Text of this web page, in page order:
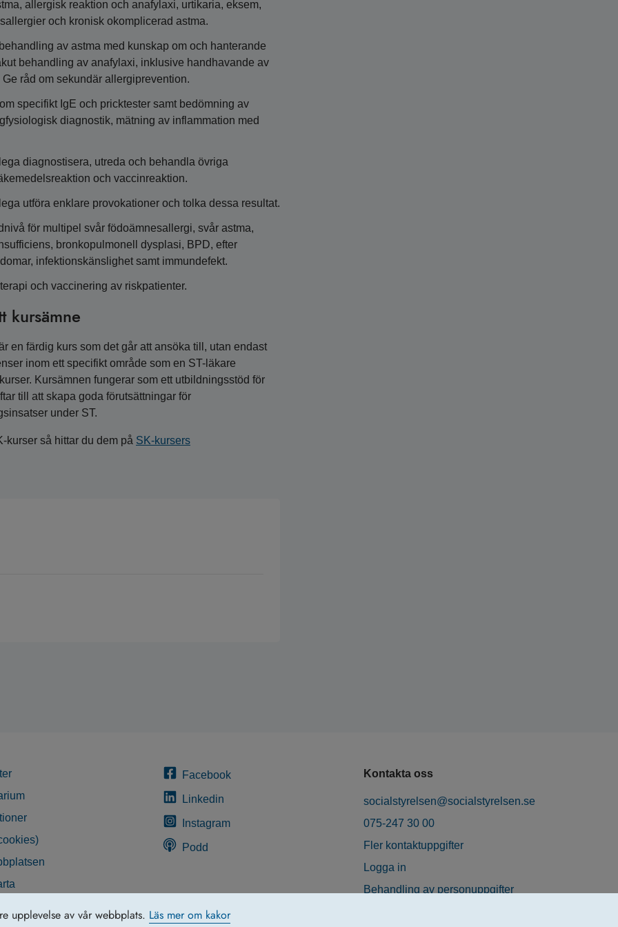
upplevelse av vår webbplats. Läs mer om kakor
allergisk reaktion och anafylaxi, urtikaria, eksem,
och kronisk okomplicerad astma.
av astma med kunskap om och hanterande
behandling av anafylaxi, inklusive handhavande av
råd om sekundär allergiprevention.
specifikt IgE och pricktester samt bedömning av
diagnostik, mätning av inflammation med
diagnostisera, utreda och behandla övriga
och vaccinreaktion.
utföra enklare provokationer och tolka dessa resultat.
för multipel svår födoämnesallergi, svår astma,
bronkopulmonell dysplasi, BPD, efter
infektionskänslighet samt immundefekt.
och vaccinering av riskpatienter.
kursämne
en färdig kurs som det går att ansöka till, utan endast
inom ett specifikt område som en ST-läkare
Kursämnen fungerar som ett utbildningsstöd för
till att skapa goda förutsättningar för
under ST.
kurser så hittar du dem på SK-kursers
Facebook
Linkedin
Instagram
Podd
Kontakta oss
socialstyrelsen@socialstyrelsen.se
075-247 30 00
Fler kontaktuppgifter
Logga in
Behandling av personuppgifter